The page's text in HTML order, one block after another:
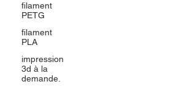
filament
PETG
filament
PLA
impression
3d à la
demande.